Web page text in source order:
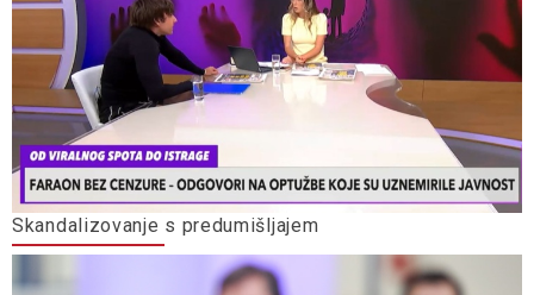
Skandalizovanje s predumišljajem